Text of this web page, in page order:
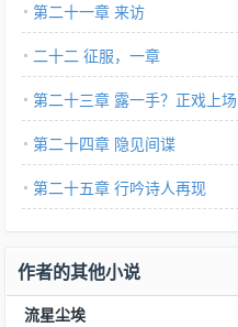
第二十一章 来访
二十二 征服，一章
第二十三章 露一手？正戏上场
第二十四章 隐见间谍
第二十五章 行吟诗人再现
作者的其他小说
流星尘埃